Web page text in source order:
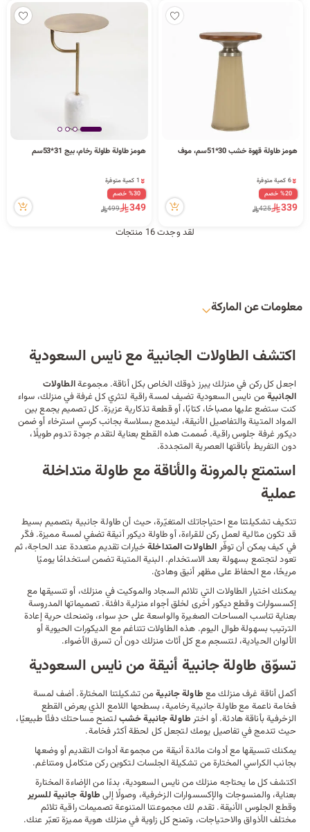
هومز طاولة قهوة خشب 30*51سم، موف
6 كمية متوفرة
6 كمية متوفرة
48 مشاهدة مؤخراً%20 خصم
339
425
هومز طاولة طاولة رخام، بيج 31*53سم
1 كمية متوفرة
1 كمية متوفرة
30 مشاهدة مؤخراً%30 خصم
349
499
لقد وجدت 16 منتجات
معلومات عن الماركة
اكتشف الطاولات الجانبية مع نايس السعودية
اجعل كل ركن في منزلك يبرز ذوقك الخاص بكل أناقة. مجموعةالطاولات
الجانبيةمن نايس السعودية تضيف لمسة راقية لتثري كل غرفة في منزلك، سواء
كنت ستضع عليها مصباحًا، كتابًا، أو قطعة تذكارية عزيزة. كل تصميم يجمع بين
المواد المتينة والتفاصيل الأنيقة، ليندمج بسلاسة بجانبكرسي استرخاءأو ضمن
ديكورغرفة جلوس راقية. صُممت هذه القطع بعناية لتقدم جودة تدوم طويلًا،
دون التفريط بأناقتها العصرية المتجددة.
استمتع بالمرونة والأناقة مع طاولة متداخلة
عملية
تتكيف تشكيلتنا مع احتياجاتك المتغيّرة، حيث أن طاولة جانبية بتصميم بسيط
قد تكون مثالية لعمل ركن للقراءة، أو طاولة ديكور أنيقة تضفي لمسة مميزة. فكّر
في كيف يمكن أن توفّرالطاولات المتداخلةخيارات تقديم متعددة عند الحاجة، ثم
تعود لتجتمع بسهولة بعد الاستخدام. البنية المتينة تضمن استخدامًا يوميًا
مريحًا، مع الحفاظ على مظهر أنيق وهادئ.
يمكنك اختيار الطاولات التي تلائمالسجادوالموكيت في منزلك، أو تنسيقها مع
إكسسوارات وقطع ديكور أخرى لخلق أجواء منزلية دافئة. تصميماتها المدروسة
بعناية تناسب المساحات الصغيرة والواسعة على حدٍ سواء، وتمنحك حرية إعادة
الترتيب بسهولة طوال اليوم. هذه الطاولات تتناغم مع الديكورات الحيوية أو
الألوان الحيادية، لتنسجم مع كل أثاث منزلك دون أن تسرق الأضواء.
تسوّق طاولة جانبية أنيقة من نايس السعودية
أكمل أناقة غرف منزلك معطاولة جانبيةمن تشكيلتنا المختارة. أضف لمسة
فخامة ناعمة مع طاولة جانبية رخامية، بسطحها اللامع الذي يعرض القطع
الزخرفية بأناقة هادئة. أو اخترطاولة جانبية خشبلتمنح مساحتك دفئًا طبيعيًا،
حيث تندمج في تفاصيل يومك لتجعل كل لحظة أكثر فخامة.
يمكنك تنسيقها معأدوات مائدةأنيقة من مجموعة أدوات التقديم أو وضعها
بجانبالكراسيالمختارة من تشكيلة الجلسات لتكوين ركن متكامل ومتناغم.
اكتشف كل ما يحتاجه منزلك من نايس السعودية، بدءًا من الإضاءة المختارة
بعناية، والمنسوجات والإكسسوارات الزخرفية، وصولًا إلىطاولة جانبية للسرير
وقطع الجلوس الأنيقة. تقدم لك مجموعتنا المتنوعة تصميمات راقية تلائم
مختلف الأذواق والاحتياجات، وتمنح كل زاوية في منزلك هوية مميزة تعبّر عنك.